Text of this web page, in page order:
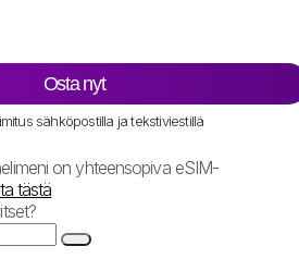
Osta nyt
sähköpostilla ja tekstiviestillä
on yhteensopiva eSIM-
tästä